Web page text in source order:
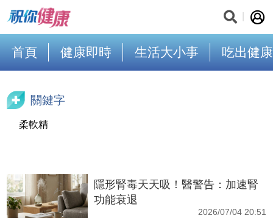
首頁 健康即時 生活大小事 吃出健康
關鍵字
柔軟精
隱形腎毒天天吸！醫警告：加速腎
功能衰退
2026/07/04 20:51